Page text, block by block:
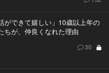
ができて嬉しい」10歳以上年の
ちが、仲良くなれた理由
30